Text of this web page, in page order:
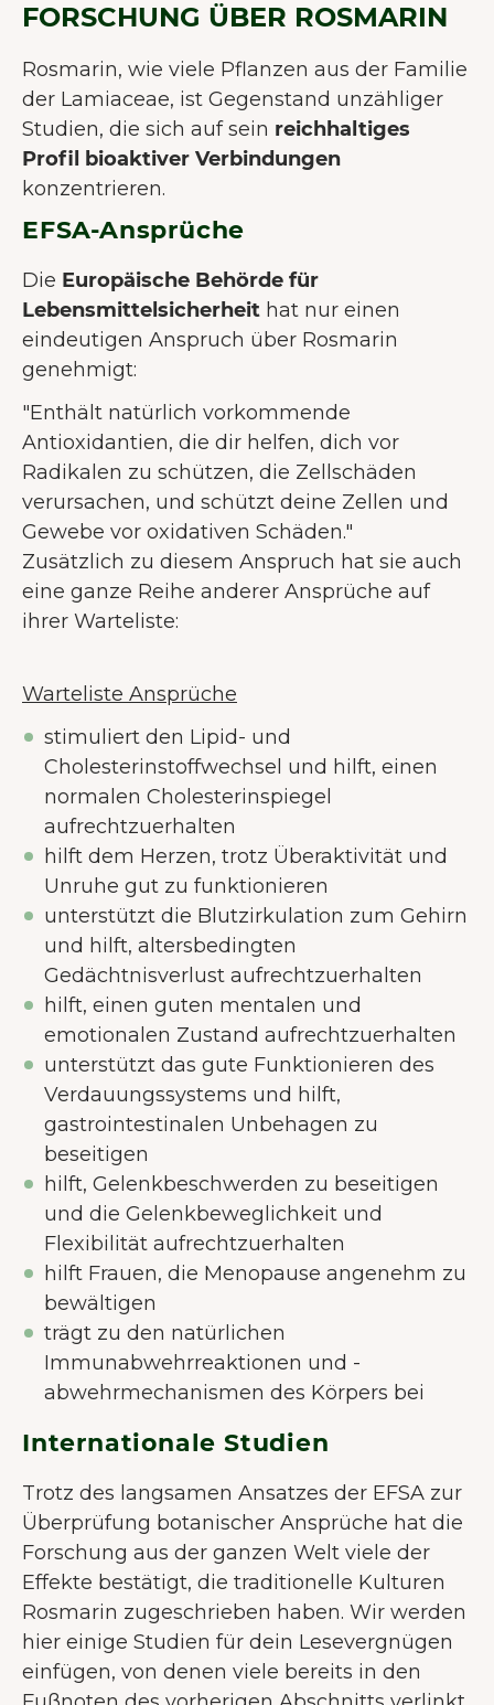
FORSCHUNG ÜBER ROSMARIN
Rosmarin, wie viele Pflanzen aus der Familie
der Lamiaceae, ist Gegenstand unzähliger
Studien, die sich auf sein reichhaltiges
Profil bioaktiver Verbindungen
konzentrieren.
EFSA-Ansprüche
Die Europäische Behörde für
Lebensmittelsicherheit hat nur einen
eindeutigen Anspruch über Rosmarin
genehmigt:
"Enthält natürlich vorkommende
Antioxidantien, die dir helfen, dich vor
Radikalen zu schützen, die Zellschäden
verursachen, und schützt deine Zellen und
Gewebe vor oxidativen Schäden."
Zusätzlich zu diesem Anspruch hat sie auch
eine ganze Reihe anderer Ansprüche auf
ihrer Warteliste:
Warteliste Ansprüche
stimuliert den Lipid- und
Cholesterinstoffwechsel und hilft, einen
normalen Cholesterinspiegel
aufrechtzuerhalten
hilft dem Herzen, trotz Überaktivität und
Unruhe gut zu funktionieren
unterstützt die Blutzirkulation zum Gehirn
und hilft, altersbedingten
Gedächtnisverlust aufrechtzuerhalten
hilft, einen guten mentalen und
emotionalen Zustand aufrechtzuerhalten
unterstützt das gute Funktionieren des
Verdauungssystems und hilft,
gastrointestinalen Unbehagen zu
beseitigen
hilft, Gelenkbeschwerden zu beseitigen
und die Gelenkbeweglichkeit und
Flexibilität aufrechtzuerhalten
hilft Frauen, die Menopause angenehm zu
bewältigen
trägt zu den natürlichen
Immunabwehrreaktionen und -
abwehrmechanismen des Körpers bei
Internationale Studien
Trotz des langsamen Ansatzes der EFSA zur
Überprüfung botanischer Ansprüche hat die
Forschung aus der ganzen Welt viele der
Effekte bestätigt, die traditionelle Kulturen
Rosmarin zugeschrieben haben. Wir werden
hier einige Studien für dein Lesevergnügen
einfügen, von denen viele bereits in den